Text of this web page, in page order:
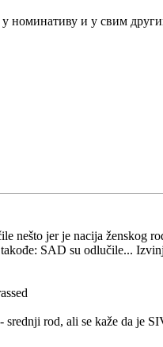
номинативу и у свим
nešto jer je nacija ženskog
SAD su odlučile...
rod, ali se kaže da je